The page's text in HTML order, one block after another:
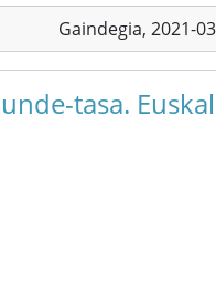
Gaindegia, 2021-
tasa.